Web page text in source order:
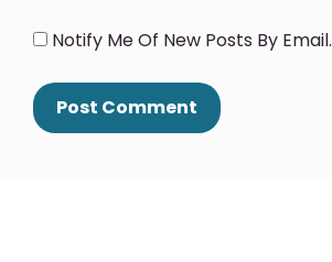
Notify Me Of New Posts By Email.